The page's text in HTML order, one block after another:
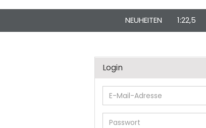
NEUHEITEN 1:22,5
Login
E-
Mail-
Adresse
Passwort